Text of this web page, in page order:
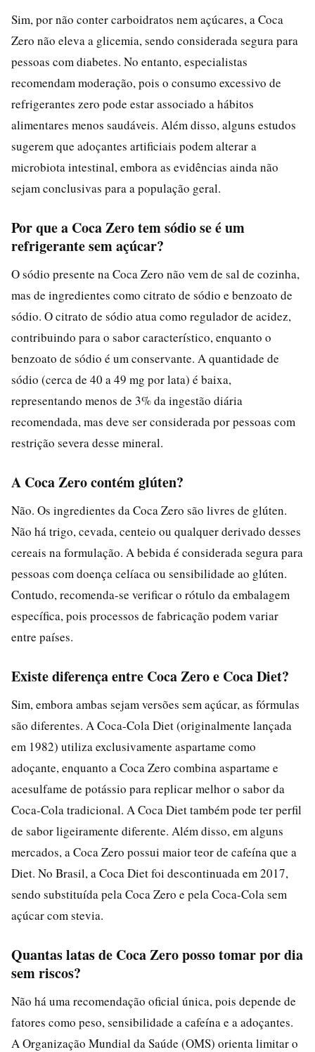
Sim, por não conter carboidratos nem açúcares, a Coca
Zero não eleva a glicemia, sendo considerada segura para
pessoas com diabetes. No entanto, especialistas
recomendam moderação, pois o consumo excessivo de
refrigerantes zero pode estar associado a hábitos
alimentares menos saudáveis. Além disso, alguns estudos
sugerem que adoçantes artificiais podem alterar a
microbiota intestinal, embora as evidências ainda não
sejam conclusivas para a população geral.
Por que a Coca Zero tem sódio se é um
refrigerante sem açúcar?
O sódio presente na Coca Zero não vem de sal de cozinha,
mas de ingredientes como citrato de sódio e benzoato de
sódio. O citrato de sódio atua como regulador de acidez,
contribuindo para o sabor característico, enquanto o
benzoato de sódio é um conservante. A quantidade de
sódio (cerca de 40 a 49 mg por lata) é baixa,
representando menos de 3% da ingestão diária
recomendada, mas deve ser considerada por pessoas com
restrição severa desse mineral.
A Coca Zero contém glúten?
Não. Os ingredientes da Coca Zero são livres de glúten.
Não há trigo, cevada, centeio ou qualquer derivado desses
cereais na formulação. A bebida é considerada segura para
pessoas com doença celíaca ou sensibilidade ao glúten.
Contudo, recomenda-se verificar o rótulo da embalagem
específica, pois processos de fabricação podem variar
entre países.
Existe diferença entre Coca Zero e Coca Diet?
Sim, embora ambas sejam versões sem açúcar, as fórmulas
são diferentes. A Coca-Cola Diet (originalmente lançada
em 1982) utiliza exclusivamente aspartame como
adoçante, enquanto a Coca Zero combina aspartame e
acesulfame de potássio para replicar melhor o sabor da
Coca-Cola tradicional. A Coca Diet também pode ter perfil
de sabor ligeiramente diferente. Além disso, em alguns
mercados, a Coca Zero possui maior teor de cafeína que a
Diet. No Brasil, a Coca Diet foi descontinuada em 2017,
sendo substituída pela Coca Zero e pela Coca-Cola sem
açúcar com stevia.
Quantas latas de Coca Zero posso tomar por dia
sem riscos?
Não há uma recomendação oficial única, pois depende de
fatores como peso, sensibilidade a cafeína e a adoçantes.
A Organização Mundial da Saúde (OMS) orienta limitar o